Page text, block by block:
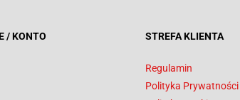
/ KONTO STREFA KLIENTA
Regulamin
Polityka Prywatności